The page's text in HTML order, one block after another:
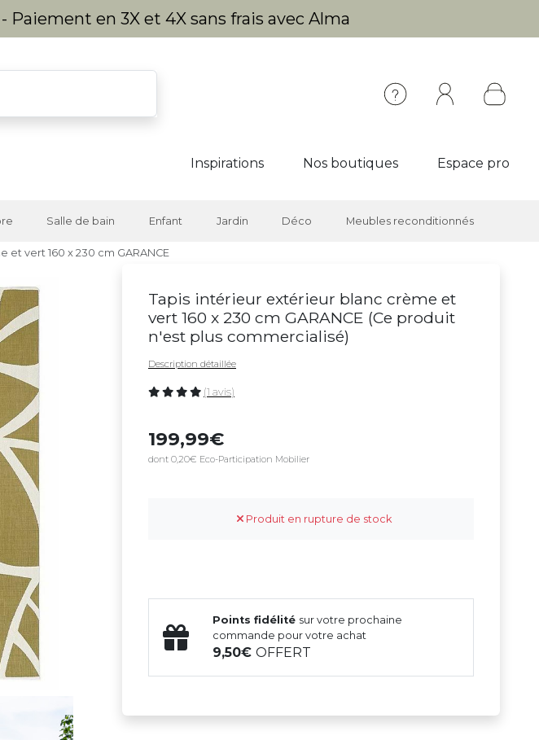
- Paiement en 3X et 4X sans frais avec Alma
Inspirations Nos boutiques Espace pro
Salle de bain Enfant Jardin Déco Meubles reconditionnés
vert 160 x 230 cm GARANCE
Tapis intérieur extérieur blanc crème et
vert 160 x 230 cm GARANCE (Ce produit
n'est plus commercialisé)
Description détaillée
(1 avis)
199,99
dont 0,20€ Eco-Participation Mobilier
Produit en rupture de stock
Points fidélité sur votre prochaine
commande pour votre achat
9,50OFFERT